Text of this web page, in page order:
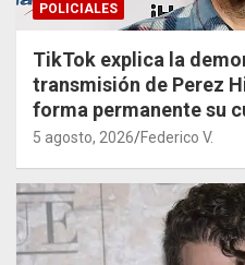
POLICIALES
TikTok explica la
transmisión de Perez
forma permanente su
5 agosto, 2026 Federico V.